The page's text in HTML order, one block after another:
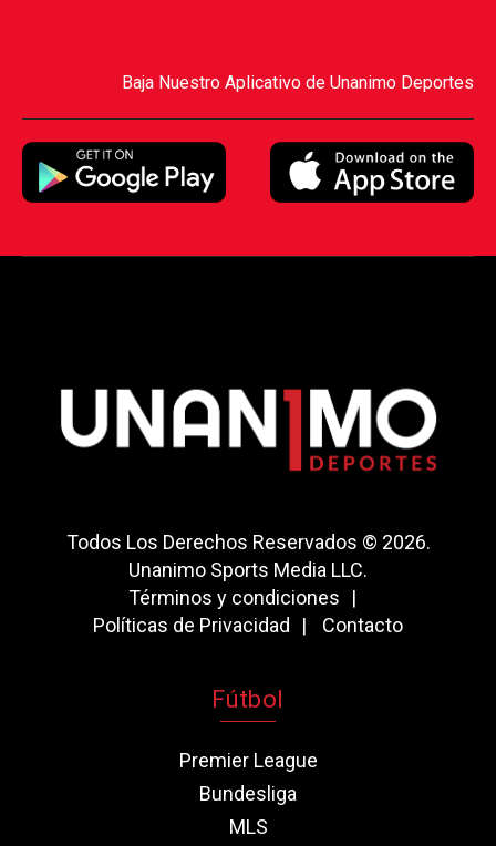
Baja Nuestro Aplicativo de Unanimo Deportes
Todos Los Derechos Reservados © 2026.
Unanimo Sports Media LLC.
Términos y condiciones
Políticas de Privacidad
Contacto
Fútbol
Premier League
Bundesliga
MLS